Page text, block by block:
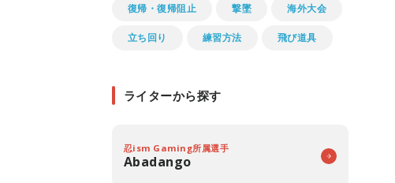
復帰・復帰阻止 撃墜 海外大会
立ち回り 練習方法 飛び道具
ライターから探す
忍ism Gaming所属選手
Abadango